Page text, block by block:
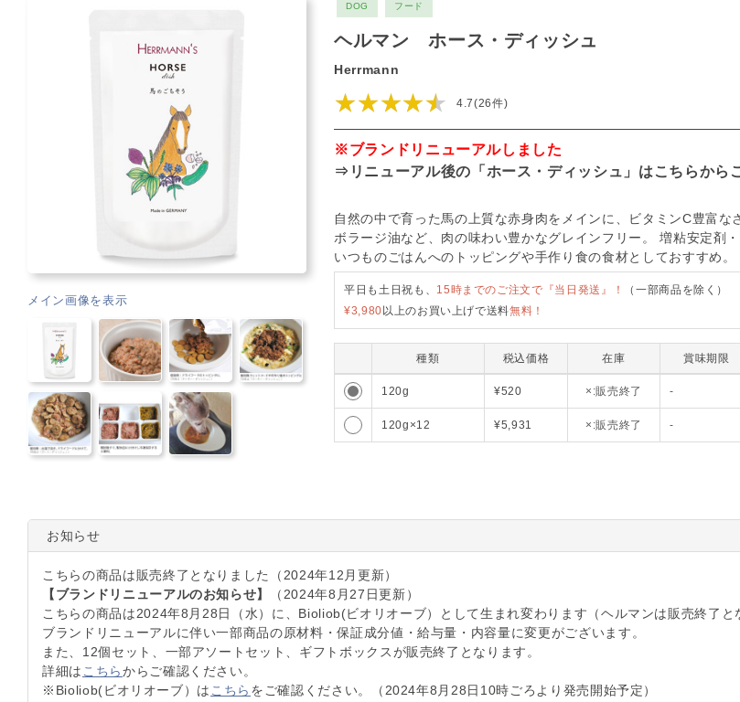
メイン画像を表示
DOG フード
ヘルマン ホース・ディッシュ
Herrmann
★★★★★ 4.7(26件)
※ブランドリニューアルしました
⇒ リニューアル後の「ホース・ディッシュ」はこちらから
自然の中で育った馬の上質な赤身肉をメインに、ビタミンC豊富な
ボラージ油など、肉の味わい豊かなグレインフリー。 増粘安定剤
いつものごはんへのトッピングや手作り食の食材としておすすめ。
平日も土日祝も、 15時までのご注文で『当日発送』！
（一部商品を除く）
¥3,980 以上のお買い上げで送料無料！
種類 税込価格 在庫 賞味期限
120g
¥520 ×:販売終了 -
120g×12
¥5,931 ×:販売終了 -
お知らせ
こちらの商品は販売終了となりました（2024年12月更新）
【ブランドリニューアルのお知らせ】
（2024年8月27日更新）
こちらの商品は2024年8月28日（水）に、Bioliob(ビオリオーブ）として生まれ変わります（ヘルマンは販売終了と
ブランドリニューアルに伴い一部商品の原材料・保証成分値・給与量・内容量に変更がございます。
また、12個セット、一部アソートセット、ギフトボックスが販売終了となります。
詳細は こちらからご確認ください。
※Bioliob(ビオリオーブ）は こちら をご確認ください。（2024年8月28日10時ごろより発売開始予定）